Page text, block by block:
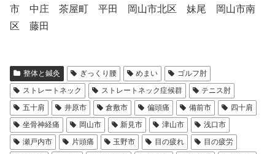
市 中庄 茶屋町 平田 岡山市北区 妹尾 岡山市南
区 藤田
整体と鍼灸 ぎっくり腰 めまい
ゴルフ肘
ストレートネック
ストレートネック症候群
テニス肘
五十肩
井原市 倉敷市 偏頭痛 備前市
四十肩
坐骨神経痛
岡山市 新見市 津山市
浅口市
瀬戸内市
片頭痛 玉野市 目の疲れ
目の疲労